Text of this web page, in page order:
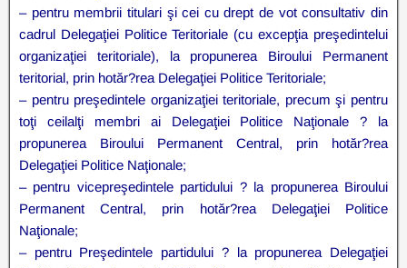
– pentru membrii titulari şi cei cu drept de vot consultativ din
cadrul Delegaţiei Politice Teritoriale (cu excepţia preşedintelui
organizaţiei teritoriale), la propunerea Biroului Permanent
teritorial, prin hotăr?rea Delegaţiei Politice Teritoriale;
– pentru preşedintele organizaţiei teritoriale, precum şi pentru
toţi ceilalţi membri ai Delegaţiei Politice Naţionale ? la
propunerea Biroului Permanent Central, prin hotăr?rea
Delegaţiei Politice Naţionale;
– pentru vicepreşedintele partidului ? la propunerea Biroului
Permanent Central, prin hotăr?rea Delegaţiei Politice
Naţionale;
– pentru Preşedintele partidului ? la propunerea Delegaţiei